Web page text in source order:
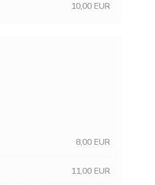
10,00 EUR
8,00 EUR
11,00 EUR